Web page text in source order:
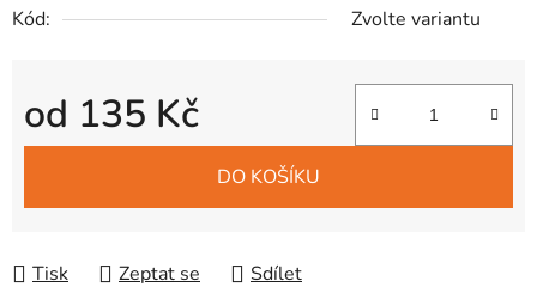
Kód:
Zvolte variantu
od 135 Kč
Měrná cena:
DO KOŠÍKU
Tisk Zeptat se Sdílet